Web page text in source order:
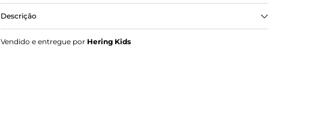
Descrição
Camisa polo Hering Kids, elaborada em malha piquet de
algodão. O charme do Piquet traz um toque macio e suave
Vendido e entregue por Hering Kids